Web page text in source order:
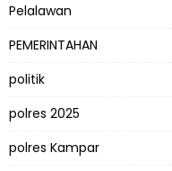
Pelalawan
PEMERINTAHAN
politik
polres 2025
polres Kampar